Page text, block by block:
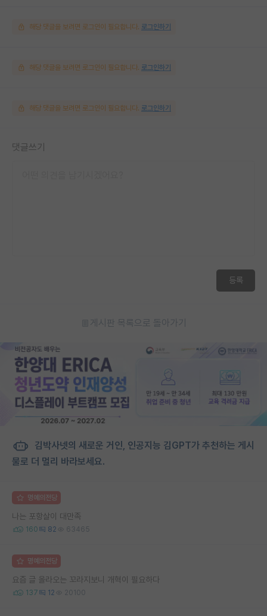
해당 댓글을 보려면 로그인이 필요합니다. 로그인하기
해당 댓글을 보려면 로그인이 필요합니다. 로그인하기
해당 댓글을 보려면 로그인이 필요합니다. 로그인하기
댓글쓰기
등록
게시판 목록으로 돌아가기
김박사넷의 새로운 거인, 인공지능 김GPT가 추천하는 게시
물로 더 멀리 바라보세요.
명예의전당
나는 포항살이 대만족
160 82 63465
명예의전당
요즘 글 올라오는 꼬라지보니 개혁이 필요하다
137 12 20100